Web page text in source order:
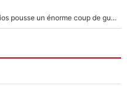
Victime de racisme contre Murray, Kyrgios pousse un énorme coup de gueule !